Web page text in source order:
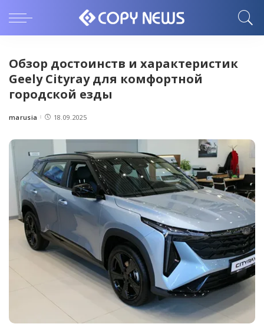
Обзор достоинств и характеристик
Geely Cityray для комфортной
городской езды
Posted
marusia 18.09.2025